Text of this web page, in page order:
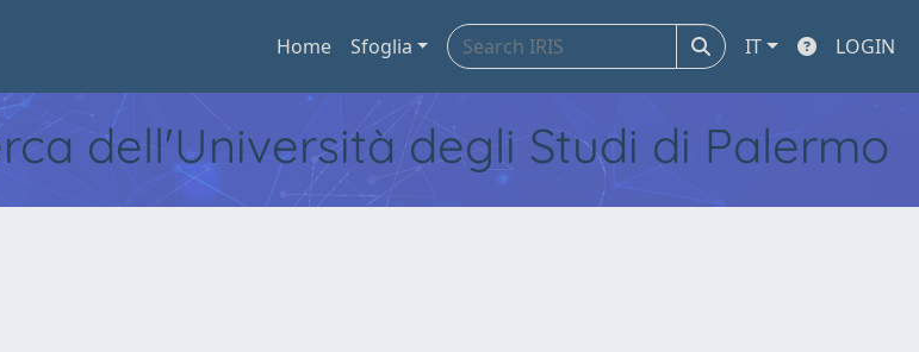
Home Sfoglia IT LOGIN
dell'Università degli Studi di Palermo